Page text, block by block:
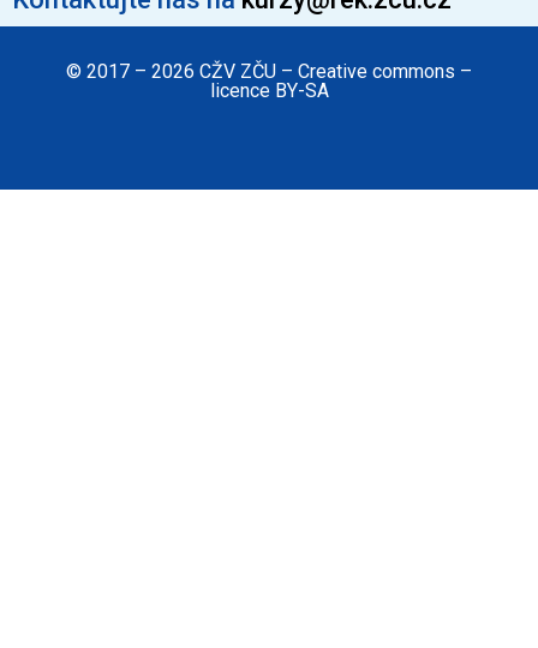
© 2017 – 2026 CŽV ZČU – Creative commons –
licence BY-SA